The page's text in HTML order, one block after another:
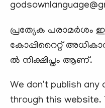
പ്രത്യേക പരാമര്‍ശം
കോപ്പിറൈറ്റ്
ല്‍ നിക്ഷിപ്തം ആണ്.
We don't publish any
through this website.